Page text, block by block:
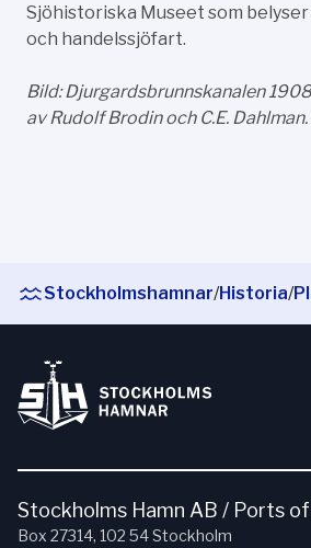
Sjöhistoriska Museet som
och handelssjöfart.
Bild: Djurgardsbrunnskanalen
av Rudolf Brodin och C.E.
Stockholmshamnar/Historia/
Stockholms Hamn AB / Ports
Box 27314, 102 54 Stockholm